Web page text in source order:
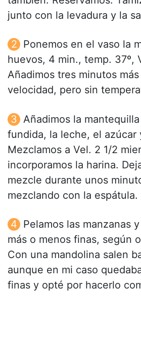
junto con la levadura y la
Ponemos en el vaso la
huevos, 4 min., temp. 37º,
Añadimos tres minutos más
velocidad, pero sin
Añadimos la
fundida, la leche, el azúcar
Mezclamos a Vel. 2 1/2
incorporamos la harina.
mezcle durante unos
mezclando con la espátula.
Pelamos las manzanas
más o menos finas, según
Con una mandolina salen
aunque en mi caso
finas y opté por hacerlo